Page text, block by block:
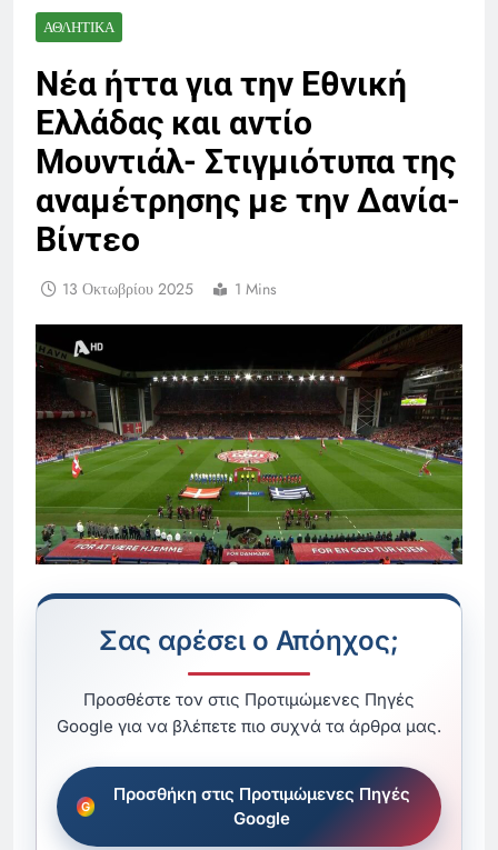
ΑΘΛΗΤΙΚΆ
Νέα ήττα για την Εθνική
Ελλάδας και αντίο
Μουντιάλ- Στιγμιότυπα της
αναμέτρησης με την Δανία-
Βίντεο
13 Οκτωβρίου 2025 1 Mins
Σας αρέσει ο Απόηχος;
Προσθέστε τον στις Προτιμώμενες Πηγές
Google για να βλέπετε πιο συχνά τα άρθρα μας.
Προσθήκη στις Προτιμώμενες Πηγές
Google